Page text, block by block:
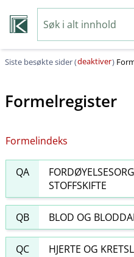
Siste besøkte sider (deaktiver)
Formelregister
Formelindeks
QA
STOFFSKIFTE
QB BLOD OG
QC HJERTE OG